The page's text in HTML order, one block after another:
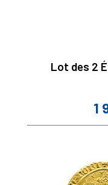
Lot des 2
1